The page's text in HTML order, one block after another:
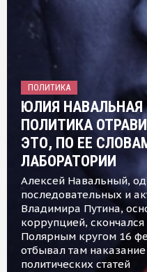
ПОЛИТИКА
ЮЛИЯ НАВАЛЬНАЯ
ПОЛИТИКА
ЭТО, ПО ЕЕ
ЛАБОРАТОРИИ
Алексей Навальный,
последовательных и
Владимира Путина,
коррупцией,
Полярным кругом 16
отбывал там
политических статей